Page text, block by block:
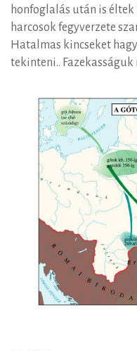
honfoglalás után is
harcosok fegyverzete
Hatalmas kincseket
tekinteni..